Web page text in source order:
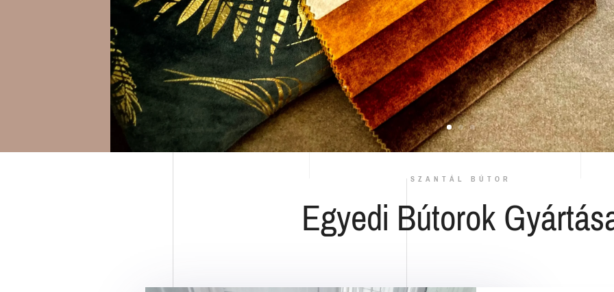
SZANTÁL BÚTOR
Egyedi Bútorok